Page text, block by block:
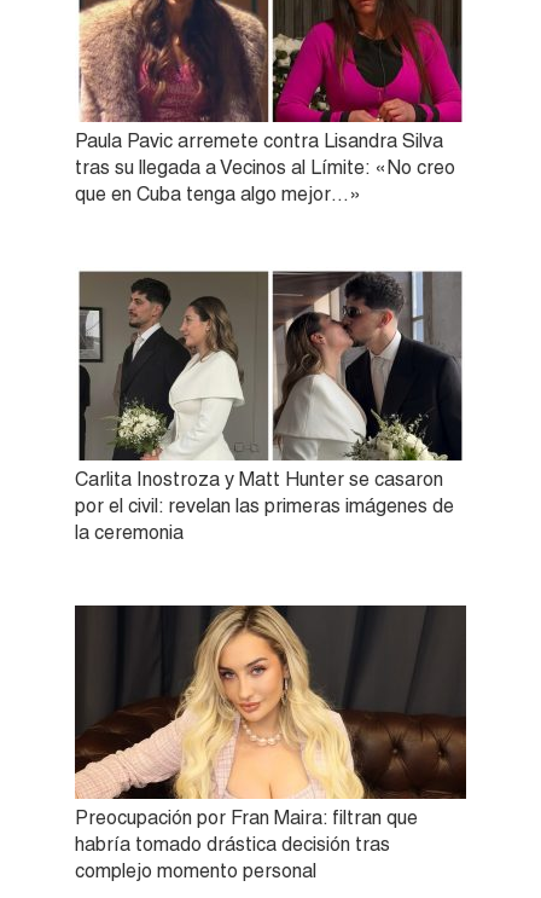
Paula Pavic arremete contra Lisandra Silva
tras su llegada a Vecinos al Límite: «No creo
que en Cuba tenga algo mejor…»
Carlita Inostroza y Matt Hunter se casaron
por el civil: revelan las primeras imágenes de
la ceremonia
Preocupación por Fran Maira: filtran que
habría tomado drástica decisión tras
complejo momento personal